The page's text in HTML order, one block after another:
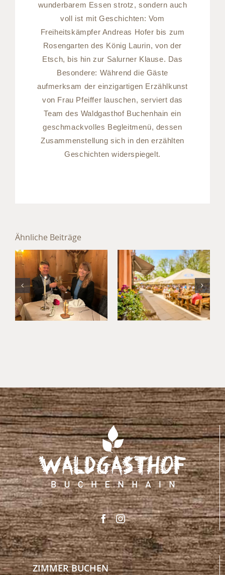
wunderbarem Essen strotz, sondern auch
voll ist mit Geschichten: Vom
Freiheitskämpfer Andreas Hofer bis zum
Rosengarten des König Laurin, von der
Etsch, bis hin zur Salurner Klause. Das
Besondere: Während die Gäste
aufmerksam der einzigartigen Erzählkunst
von Frau Pfeiffer lauschen, serviert das
Team des Waldgasthof Buchenhain ein
geschmackvolles Begleitmenü, dessen
Zusammenstellung sich in den erzählten
Geschichten widerspiegelt.
Ähnliche Beiträge
Jahresabschluss
im Hotel
München
Umland
München
Süd: Kultur,
Kulinarik
und
Kurzurlaub
im
ZIMMER BUCHEN